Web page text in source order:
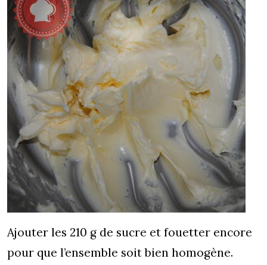
Ajouter les 210 g de sucre et fouetter encore
pour que l’ensemble soit bien homogène.